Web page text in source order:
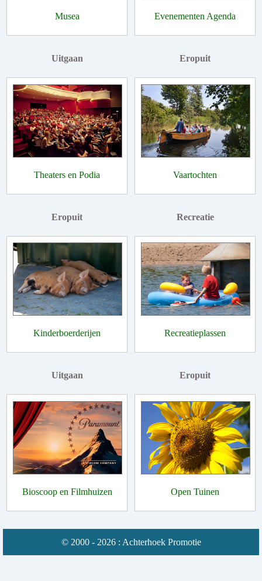
Musea Evenementen Agenda
Uitgaan
Theaters en Podia
Eropuit
Vaartochten
Eropuit
Kinderboerderijen
Recreatie
Recreatieplassen
Uitgaan
Bioscoop en Filmhuizen
Eropuit
Open Tuinen
© 2000 - 2026 : Achterhoek Promotie